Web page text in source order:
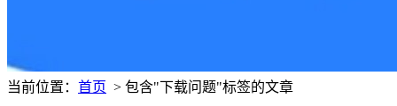
当前位置： 首页 > 包含"下载问题"标签的文章